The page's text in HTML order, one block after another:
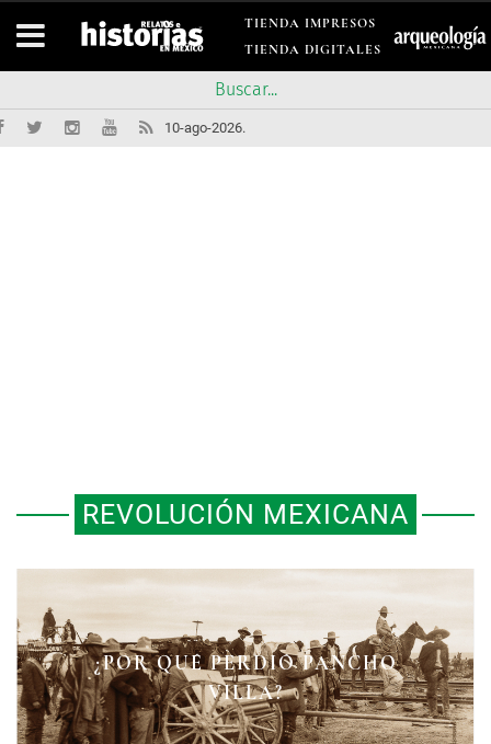
TIENDA IMPRESOS
TIENDA DIGITALES
10-ago-2026.
REVOLUCIÓN MEXICANA
¿POR QUÉ PERDIÓ PANCHO
VILLA?
VICENTE CORTÉS SOTELO
EN BUSCA DE PANCHO VILLA